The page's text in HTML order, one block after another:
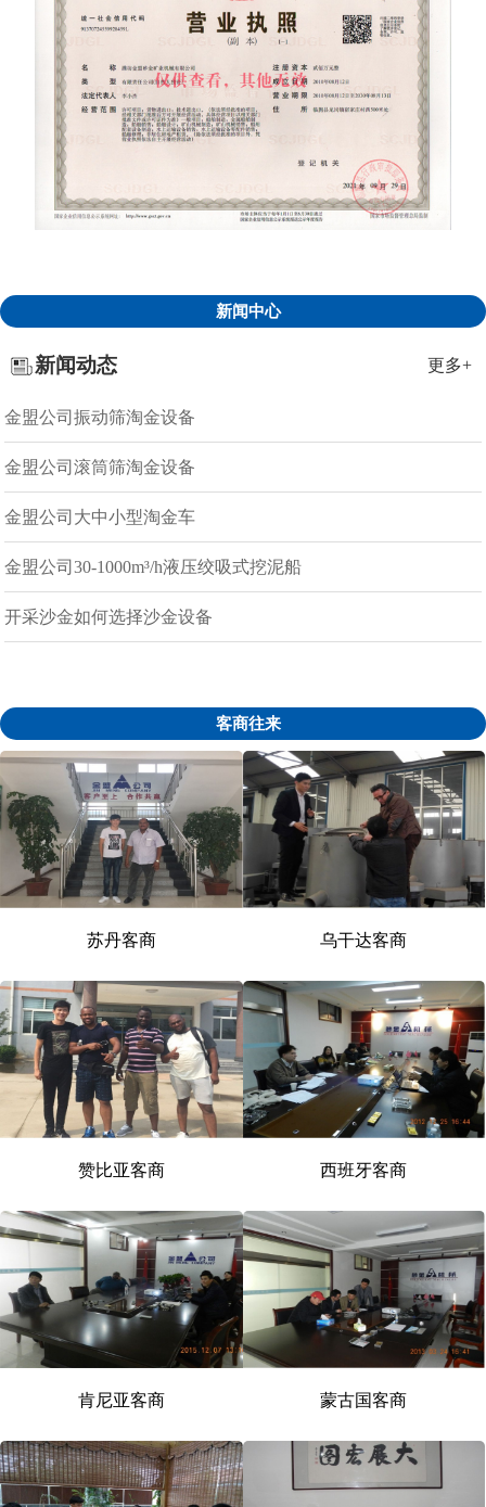
新闻中心
新闻动态 更多+
金盟公司振动筛淘金设备
金盟公司滚筒筛淘金设备
金盟公司大中小型淘金车
金盟公司30-1000m³/h液压绞吸式挖泥船
开采沙金如何选择沙金设备
客商往来
苏丹客商 乌干达客商
赞比亚客商 西班牙客商
肯尼亚客商 蒙古国客商